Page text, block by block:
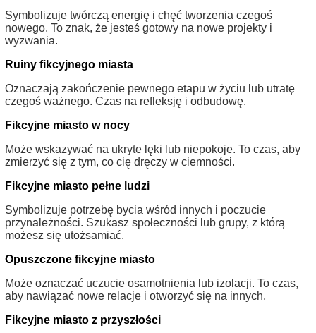
Symbolizuje twórczą energię i chęć tworzenia czegoś
nowego. To znak, że jesteś gotowy na nowe projekty i
wyzwania.
Ruiny fikcyjnego miasta
Oznaczają zakończenie pewnego etapu w życiu lub utratę
czegoś ważnego. Czas na refleksję i odbudowę.
Fikcyjne miasto w nocy
Może wskazywać na ukryte lęki lub niepokoje. To czas, aby
zmierzyć się z tym, co cię dręczy w ciemności.
Fikcyjne miasto pełne ludzi
Symbolizuje potrzebę bycia wśród innych i poczucie
przynależności. Szukasz społeczności lub grupy, z którą
możesz się utożsamiać.
Opuszczone fikcyjne miasto
Może oznaczać uczucie osamotnienia lub izolacji. To czas,
aby nawiązać nowe relacje i otworzyć się na innych.
Fikcyjne miasto z przyszłości